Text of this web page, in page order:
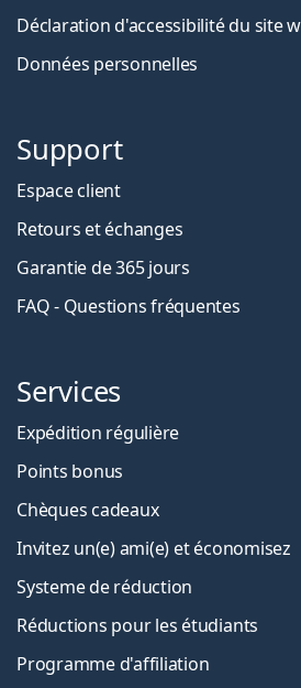
Déclaration d'accessibilité du site
Données personnelles
Support
Espace client
Retours et échanges
Garantie de 365 jours
FAQ - Questions fréquentes
Services
Expédition régulière
Points bonus
Chèques cadeaux
Invitez un(e) ami(e) et économisez
Systeme de réduction
Réductions pour les étudiants
Programme d'affiliation